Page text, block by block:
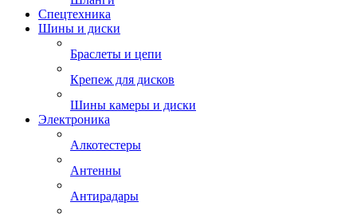
Спецтехника
Шины и диски
Браслеты и цепи
Крепеж для дисков
Шины камеры и диски
Электроника
Алкотестеры
Антенны
Антирадары